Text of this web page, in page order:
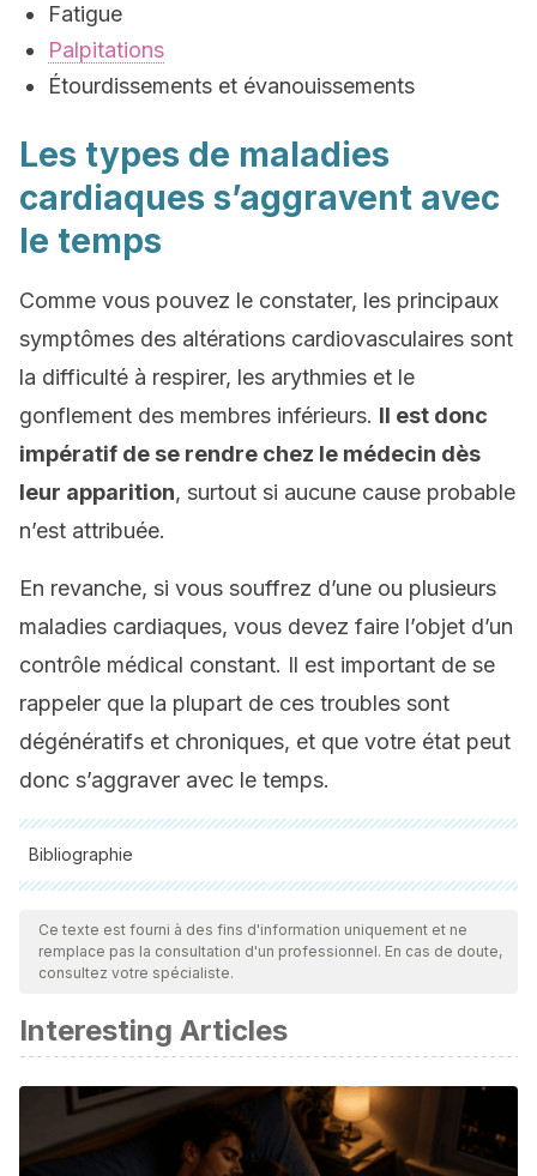
Fatigue
Palpitations
Étourdissements et évanouissements
Les types de maladies
cardiaques s’aggravent avec
le temps
Comme vous pouvez le constater, les principaux
symptômes des altérations cardiovasculaires sont
la difficulté à respirer, les arythmies et le
gonflement des membres inférieurs. Il est donc
impératif de se rendre chez le médecin dès
leur apparition, surtout si aucune cause probable
n’est attribuée.
En revanche, si vous souffrez d’une ou plusieurs
maladies cardiaques, vous devez faire l’objet d’un
contrôle médical constant. Il est important de se
rappeler que la plupart de ces troubles sont
dégénératifs et chroniques, et que votre état peut
donc s’aggraver avec le temps.
Bibliographie
Toutes les sources citées ont été examinées en profondeur
par notre équipe pour garantir leur qualité, leur fiabilité, leur
actualité et leur validité. La bibliographie de cet article a été
ou scientifique
American Heart Association. What is Cardiovascular
Disease? [Internet]. www.heart.org. 2017. Available from:
https://www.heart.org/en/health-topics/consumer-
healthcare/what-is-cardiovascular-disease.
Ce texte est fourni à des fins d'information uniquement et ne
remplace pas la consultation d'un professionnel. En cas de doute,
consultez votre spécialiste.
Interesting Articles